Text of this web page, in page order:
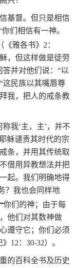
基督。但只是相信
们相信有一神。
《雅各书》 2 ：
，但这样做是徒劳
并对他们说：“以
这民族以其嘴唇尊
我，把人的戒条教
我‘主，主’，并不
稣谴责其时代的宗
条，并用其传统取
借用异教想法并把
起。我们明确地得
？我也会同样地
你们的神；由于每
他们对其数神做
遵守它；你们必须
12 ： 30-32）。
的百科全书及历史